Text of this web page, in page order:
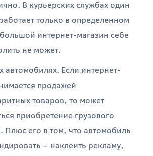
В курьерских службах один
только в определенном
интернет-магазин себе
не может.
автомобилях. Если интернет-
продажей
товаров, то может
приобретение грузового
Плюс его в том, что автомобиль
– наклеить рекламу,